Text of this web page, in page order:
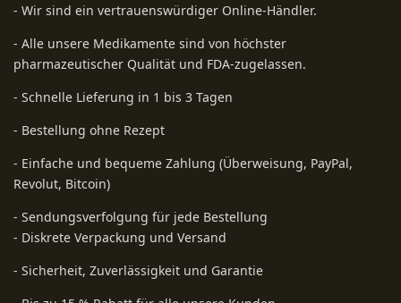
- Wir sind ein vertrauenswürdiger Online-Händler.
- Alle unsere Medikamente sind von höchster
pharmazeutischer Qualität und FDA-zugelassen.
- Schnelle Lieferung in 1 bis 3 Tagen
- Bestellung ohne Rezept
- Einfache und bequeme Zahlung (Überweisung, PayPal,
Revolut, Bitcoin)
- Sendungsverfolgung für jede Bestellung
- Diskrete Verpackung und Versand
- Sicherheit, Zuverlässigkeit und Garantie